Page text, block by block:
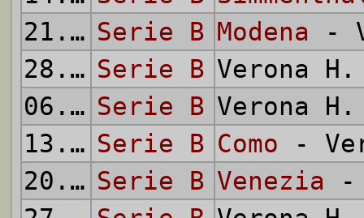
21.02.
1960
Serie B Modena -
28.02.
1960
Serie B Verona
06.03.
1960
Serie B Verona
13.03.
1960
Serie B Como -
20.03.
1960
Serie B Venezia -